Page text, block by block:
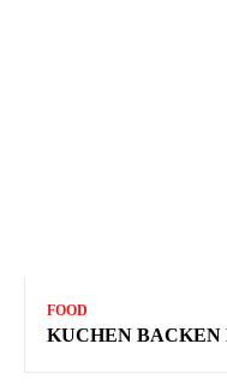
FOOD
KUCHEN BACKEN